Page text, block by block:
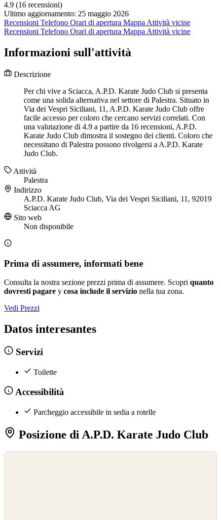
4.9 (16 recensioni)
Ultimo aggiornamento: 25 maggio 2026
Recensioni Telefono Orari di apertura Mappa Attività vicine
Recensioni Telefono Orari di apertura Mappa Attività vicine
Informazioni sull'attività
Descrizione
Per chi vive a Sciacca, A.P.D. Karate Judo Club si presenta
come una solida alternativa nel settore di Palestra. Situato in
Via dei Vespri Siciliani, 11, A.P.D. Karate Judo Club offre
facile accesso per coloro che cercano servizi correlati. Con
una valutazione di 4.9 a partire da 16 recensioni, A.P.D.
Karate Judo Club dimostra il sostegno dei clienti. Coloro che
necessitano di Palestra possono rivolgersi a A.P.D. Karate
Judo Club.
Attività
Palestra
Indirizzo
A.P.D. Karate Judo Club, Via dei Vespri Siciliani, 11, 92019
Sciacca AG
Sito web
Non disponibile
Prima di assumere, informati bene
Consulta la nostra sezione prezzi prima di assumere. Scopri quanto
dovresti pagare y cosa include il servizio nella tua zona.
Vedi Prezzi
Datos interesantes
Servizi
Toilette
Accessibilità
Parcheggio accessibile in sedia a rotelle
Posizione di A.P.D. Karate Judo Club